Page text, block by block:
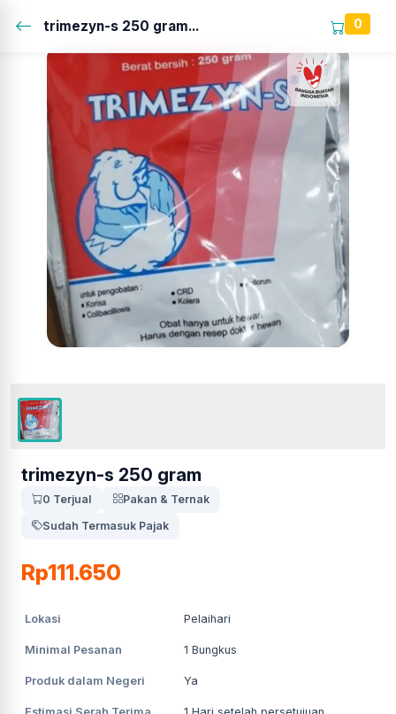
trimezyn-s 250 gram... 0
trimezyn-s 250 gram
0 Terjual
Pakan & Ternak
Sudah Termasuk Pajak
Rp111.650
Lokasi Pelaihari
Minimal Pesanan 1 Bungkus
Produk dalam Negeri Ya